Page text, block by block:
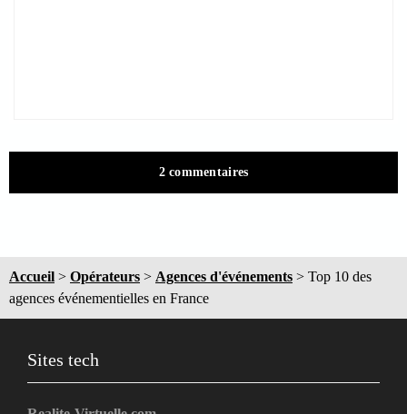
2 commentaires
Accueil > Opérateurs > Agences d'événements > Top 10 des
agences événementielles en France
Sites tech